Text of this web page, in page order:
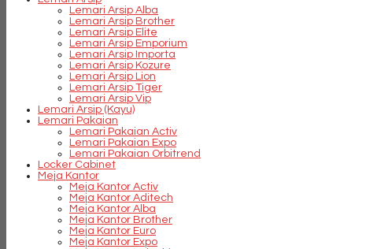
Lemari Arsip Alba
Lemari Arsip Brother
Lemari Arsip Elite
Lemari Arsip Emporium
Lemari Arsip Importa
Lemari Arsip Kozure
Lemari Arsip Lion
Lemari Arsip Tiger
Lemari Arsip Vip
Lemari Arsip (Kayu)
Lemari Pakaian
Lemari Pakaian Activ
Lemari Pakaian Expo
Lemari Pakaian Orbitrend
Locker Cabinet
Meja Kantor
Meja Kantor Activ
Meja Kantor Aditech
Meja Kantor Alba
Meja Kantor Brother
Meja Kantor Euro
Meja Kantor Expo